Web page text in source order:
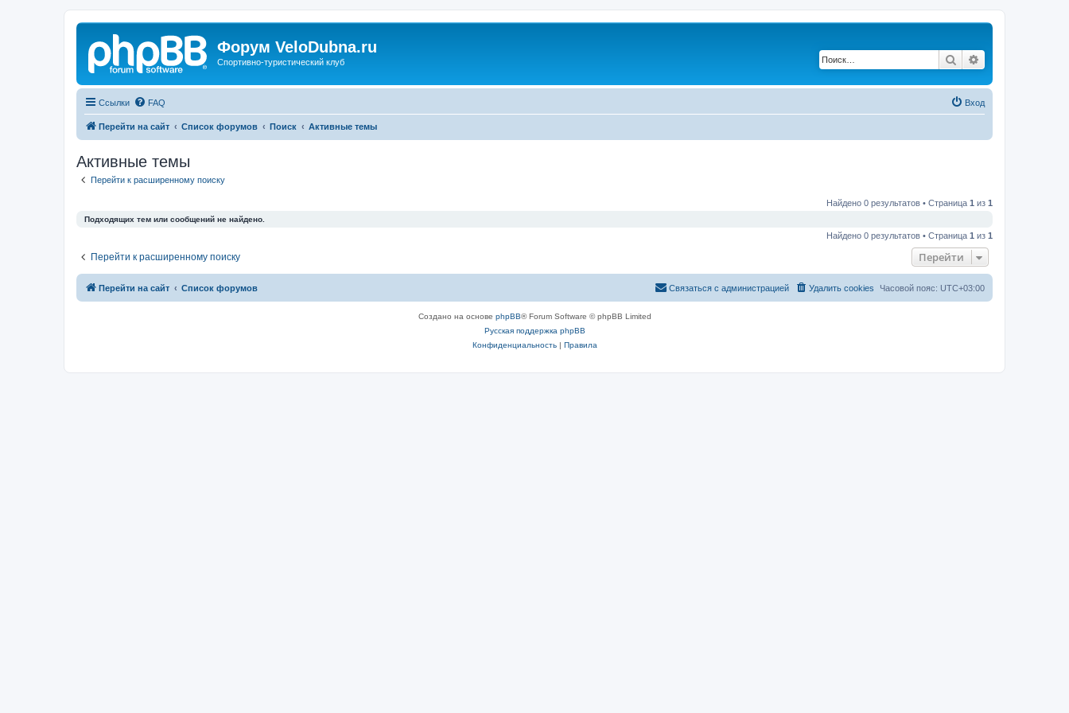
Форум VeloDubna.ru
Спортивно-туристический клуб Поиск
Ссылки FAQ Вход
Перейти на сайт Список форумов Поиск Активные темы
Активные темы
Перейти к расширенному поиску
Найдено 0 результатов • Страница 1 из 1
Подходящих тем или сообщений не найдено.
Найдено 0 результатов • Страница 1 из 1
Перейти к расширенному поиску Перейти
Перейти на сайт Список форумов Часовой пояс: UTC+03:00
Удалить cookies
Связаться с администрацией
Создано на основе phpBB® Forum Software © phpBB Limited
Русская поддержка phpBB
Конфиденциальность| Правила